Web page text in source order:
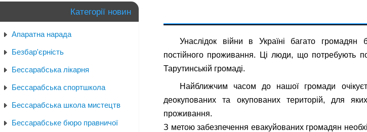
Унаслідок війни в Україні багато
постійного проживання. Ці люди, що потребують
Тарутинській громаді.
Найближчим часом до нашої громади
деокупованих та окупованих територій, для
проживання.
З метою забезпечення евакуйованих громадян
Категорії новин
Апаратна нарада
Безбар'єрність
Бессарабська лікарня
Бессарабська спортшкола
Бессарабська школа мистецтв
Бессарабське бюро правничої